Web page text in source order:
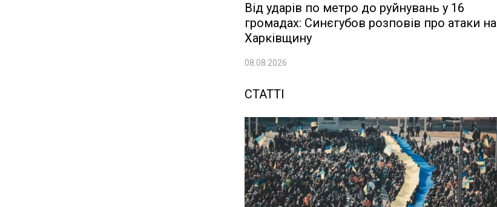
Від ударів по метро до руйнувань у 16
громадах: Синєгубов розповів про атаки на
Харківщину
08.08.2026
СТАТТІ